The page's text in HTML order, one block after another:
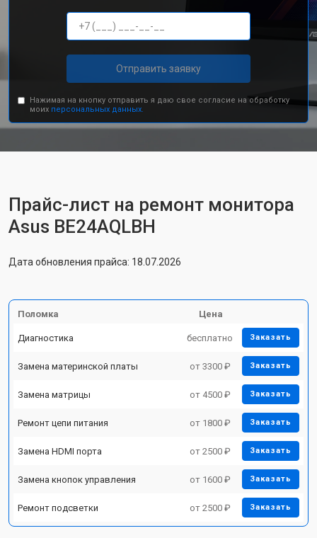
Отправить заявку
Нажимая на кнопку отправить я даю свое согласие на обработку
моих персональных данных.
Прайс-лист на ремонт монитора
Asus BE24AQLBH
Дата обновления прайса: 18.07.2026
Поломка Цена
Диагностика бесплатно Заказать
Замена материнской платы от 3300 ₽ Заказать
Замена матрицы от 4500 ₽ Заказать
Ремонт цепи питания от 1800 ₽ Заказать
Замена HDMI порта от 2500 ₽ Заказать
Замена кнопок управления от 1600 ₽ Заказать
Ремонт подсветки от 2500 ₽ Заказать